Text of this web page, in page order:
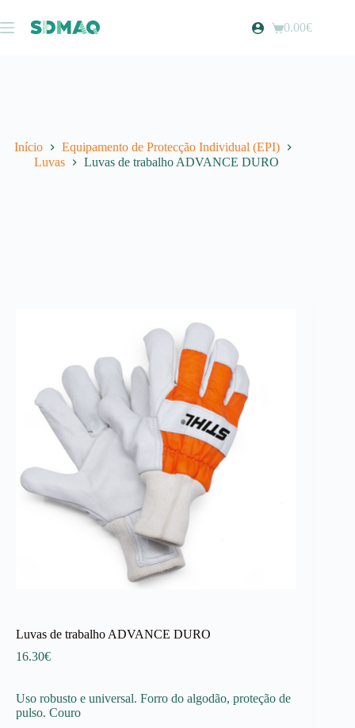
para
o
Carrinho
0.00€
Início
Equipamento de Protecção Individual (EPI)
Luvas
Luvas de trabalho ADVANCE DURO
Luvas de trabalho ADVANCE DURO
16.30€
Uso robusto e universal. Forro do algodão, proteção de
pulso. Couro